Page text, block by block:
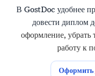
В GostDoc удобнее
довести диплом
оформление, убрать
работу к
Оформить